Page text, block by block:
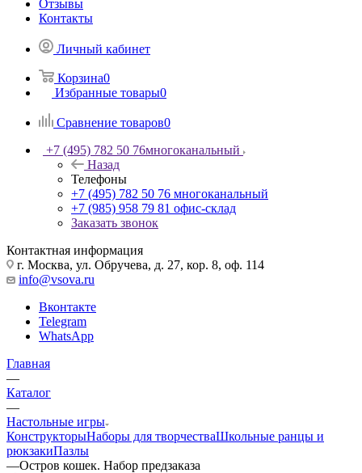
Отзывы
Контакты
Личный кабинет
Корзина0
Избранные товары0
Сравнение товаров0
+7 (495) 782 50 76многоканальный
Назад
Телефоны
+7 (495) 782 50 76 многоканальный
+7 (985) 958 79 81 офис-склад
Заказать звонок
Контактная информация
г. Москва, ул. Обручева, д. 27, кор. 8, оф. 114
info@vsova.ru
Вконтакте
Telegram
WhatsApp
Главная
—
Каталог
—
Настольные игры
КонструкторыНаборы для творчестваШкольные ранцы и
рюкзакиПазлы
—Остров кошек. Набор предзаказа